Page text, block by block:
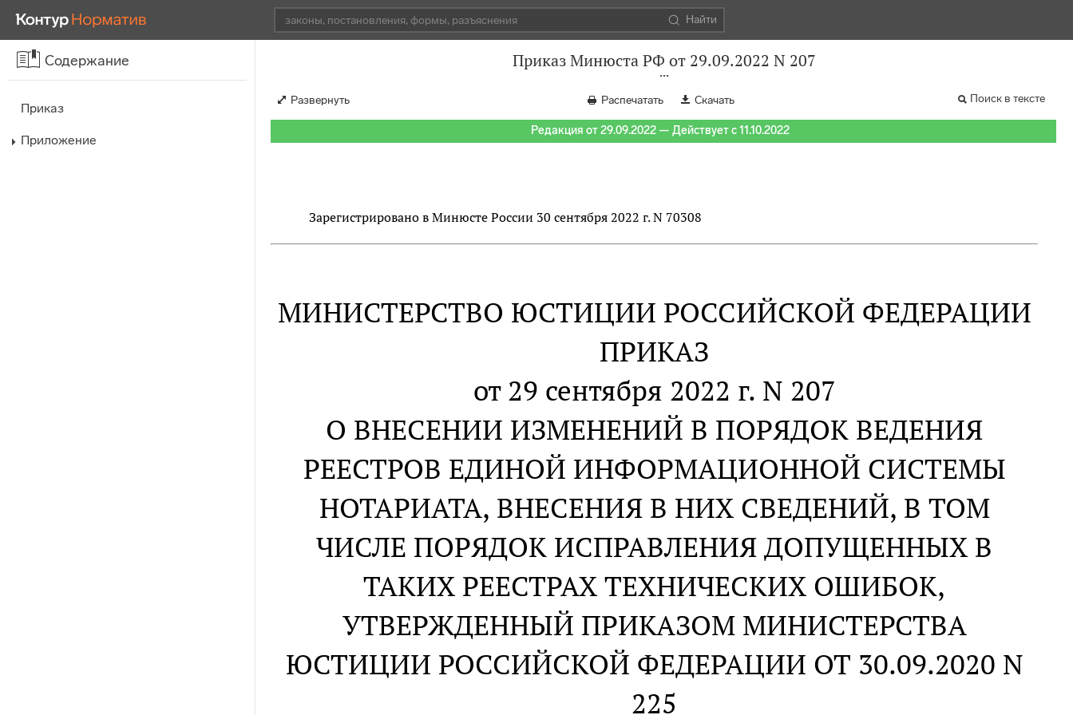
Найти
Содержание
Приказ
Приложение
Приказ Минюста РФ от 29.09.2022 N 207
Развернуть Распечатать Скачать Поиск в тексте
Редакция от 29.09.2022 — Действует с 11.10.2022
Зарегистрировано в Минюсте России 30 сентября 2022 г. N 70308
МИНИСТЕРСТВО ЮСТИЦИИ РОССИЙСКОЙ ФЕДЕРАЦИИ
ПРИКАЗ
от 29 сентября 2022 г. N 207
О ВНЕСЕНИИ ИЗМЕНЕНИЙ В ПОРЯДОК ВЕДЕНИЯ
РЕЕСТРОВ ЕДИНОЙ ИНФОРМАЦИОННОЙ СИСТЕМЫ
НОТАРИАТА, ВНЕСЕНИЯ В НИХ СВЕДЕНИЙ, В ТОМ
ЧИСЛЕ ПОРЯДОК ИСПРАВЛЕНИЯ ДОПУЩЕННЫХ В
ТАКИХ РЕЕСТРАХ ТЕХНИЧЕСКИХ ОШИБОК,
УТВЕРЖДЕННЫЙ ПРИКАЗОМ МИНИСТЕРСТВА
ЮСТИЦИИ РОССИЙСКОЙ ФЕДЕРАЦИИ ОТ 30.09.2020 N
225